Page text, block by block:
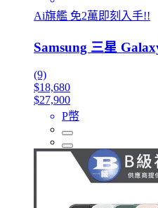
Ai旗艦 免2萬即刻入手!!
Samsung 三星
(9)
$18,680
$27,900
P幣